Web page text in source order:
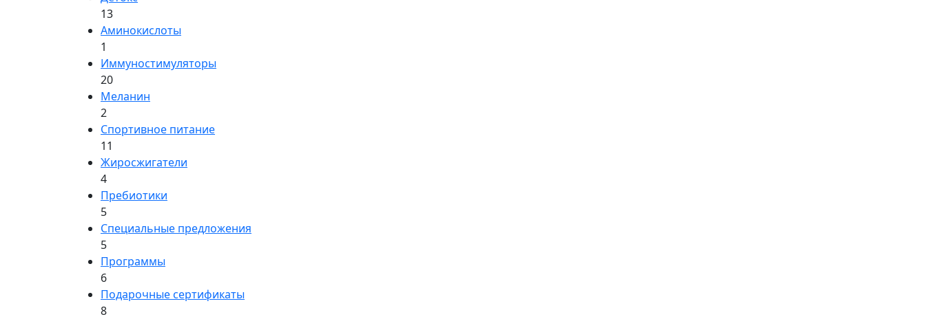
13
Аминокислоты
1
Иммуностимуляторы
20
Меланин
2
Спортивное питание
11
Жиросжигатели
4
Пребиотики
5
Специальные предложения
5
Программы
6
Подарочные сертификаты
8